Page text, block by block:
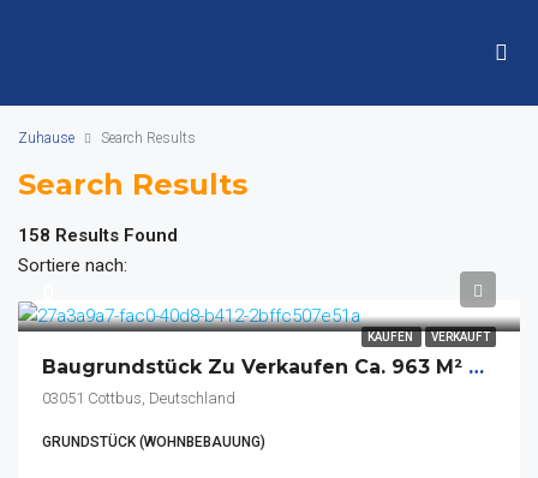
Zuhause Search Results
Search Results
158 Results Found
Sortiere nach:
KAUFEN VERKAUFT
Baugrundstück Zu Verkaufen Ca. 963 M² Teilerschlossen
03051 Cottbus, Deutschland
GRUNDSTÜCK (WOHNBEBAUUNG)